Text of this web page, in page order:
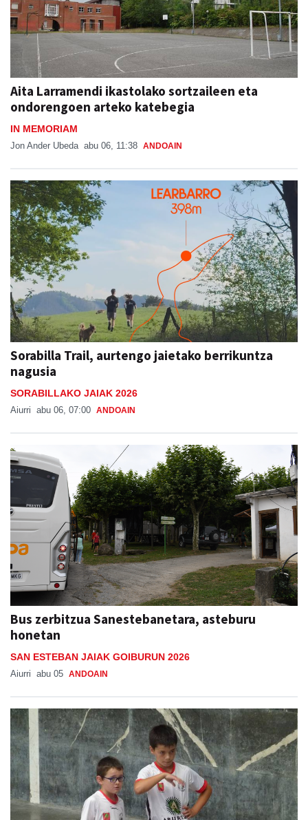
Aita Larramendi ikastolako sortzaileen eta
ondorengoen arteko katebegia
IN MEMORIAM
Jon Ander Ubeda abu 06, 11:38 ANDOAIN
Sorabilla Trail, aurtengo jaietako berrikuntza
nagusia
SORABILLAKO JAIAK 2026
Aiurri abu 06, 07:00 ANDOAIN
Bus zerbitzua Sanestebanetara, asteburu
honetan
SAN ESTEBAN JAIAK GOIBURUN 2026
Aiurri abu 05 ANDOAIN